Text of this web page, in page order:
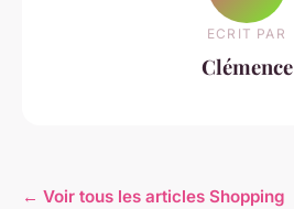
ECRIT PAR
Clémence
← Voir tous les articles Shopping